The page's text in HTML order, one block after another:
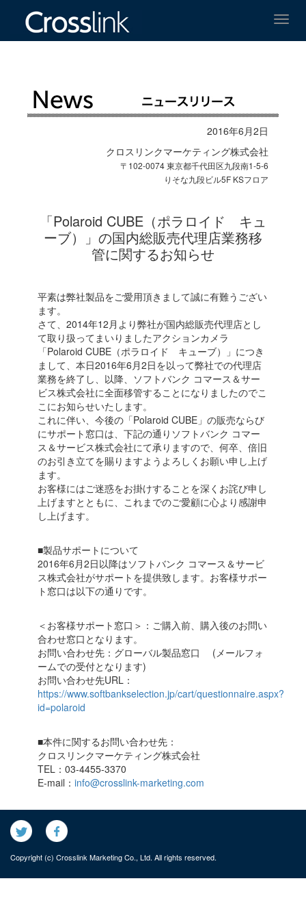
2016年6月2日
クロスリンクマーケティング株式会社
〒102-0074 東京都千代田区九段南1-5-6
りそな九段ビル5F KSフロア
「Polaroid CUBE（ポラロイド キュ
ーブ）」の国内総販売代理店業務移
管に関するお知らせ
平素は弊社製品をご愛用頂きまして誠に有難うござい
ます。
さて、2014年12月より弊社が国内総販売代理店とし
て取り扱ってまいりましたアクションカメラ
「Polaroid CUBE（ポラロイド キューブ）」につき
まして、本日2016年6月2日を以って弊社での代理店
業務を終了し、以降、ソフトバンク コマース＆サー
ビス株式会社に全面移管することになりましたのでこ
こにお知らせいたします。
これに伴い、今後の「Polaroid CUBE」の販売ならび
にサポート窓口は、下記の通りソフトバンク コマー
ス＆サービス株式会社にて承りますので、何卒、倍旧
のお引き立てを賜りますようよろしくお願い申し上げ
ます。
お客様にはご迷惑をお掛けすることを深くお詫び申し
上げますとともに、これまでのご愛顧に心より感謝申
し上げます。
■製品サポートについて
2016年6月2日以降はソフトバンク コマース＆サービ
ス株式会社がサポートを提供致します。お客様サポー
ト窓口は以下の通りです。
＜お客様サポート窓口＞：ご購入前、購入後のお問い
合わせ窓口となります。
お問い合わせ先：グローバル製品窓口 (メールフォ
ームでの受付となります)
お問い合わせ先URL：
https://www.softbankselection.jp/cart/questionnaire.aspx?
id=polaroid
■本件に関するお問い合わせ先：
クロスリンクマーケティング株式会社
TEL：03-4455-3370
E-mail： info@crosslink-marketing.com
Copyright (c) Crosslink Marketing Co., Ltd. All rights reserved.